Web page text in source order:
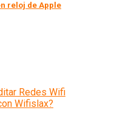
reloj de Apple